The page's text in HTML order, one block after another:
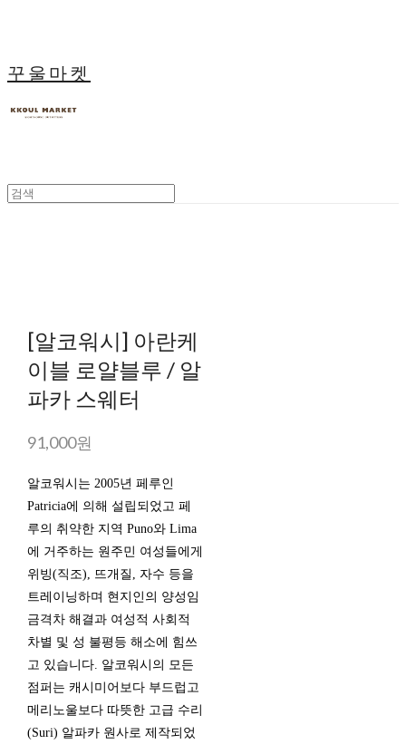
꾸울마켓
[알코워시] 아란케
이블 로얄블루 / 알
파카 스웨터
91,000원
알코워시는 2005년 페루인
Patricia에 의해 설립되었고 페
루의 취약한 지역 Puno와 Lima
에 거주하는 원주민 여성들에게
위빙(직조), 뜨개질, 자수 등을
트레이닝하며 현지인의 양성임
금격차 해결과 여성적 사회적
차별 및 성 불평등 해소에 힘쓰
고 있습니다. 알코워시의 모든
점퍼는 캐시미어보다 부드럽고
메리노울보다 따뜻한 고급 수리
(Suri) 알파카 원사로 제작되었